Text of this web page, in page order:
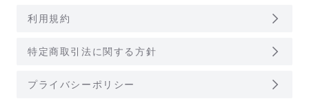
利用規約 arrow_forward_ios
特定商取引法に関する方針 arrow_forward_ios
プライバシーポリシー arrow_forward_ios